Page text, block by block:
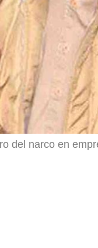
del narco en